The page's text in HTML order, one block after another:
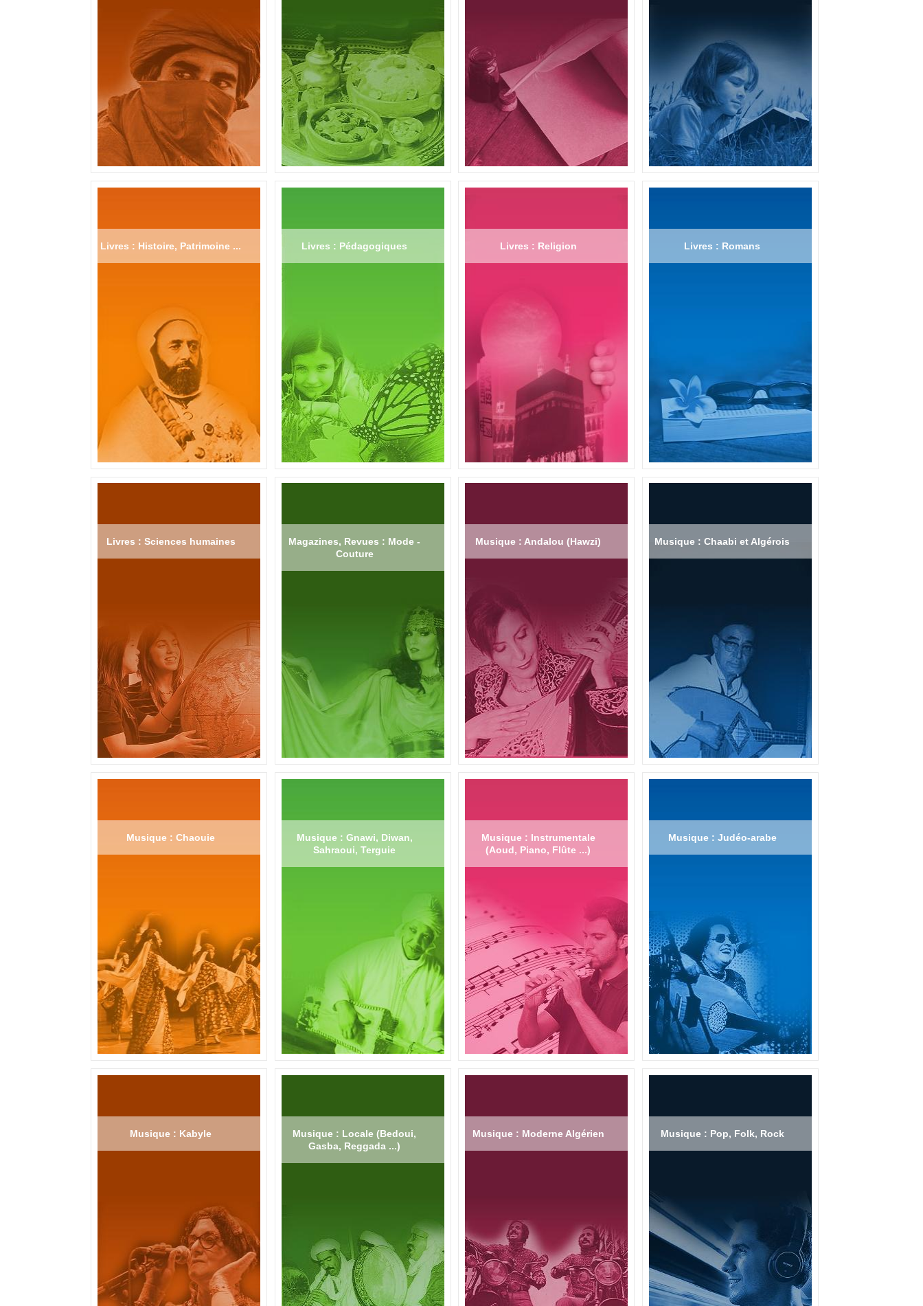
Livres : Histoire, Patrimoine ... Livres : Pédagogiques Livres : Religion Livres : Romans
Livres : Sciences humaines
Magazines, Revues : Mode -
Couture
Musique : Andalou (Hawzi) Musique : Chaabi et Algérois
Musique : Chaouie
Musique : Gnawi, Diwan,
Sahraoui, Terguie
Musique : Instrumentale
(Aoud, Piano, Flûte ...)
Musique : Judéo-arabe
Musique : Kabyle
Musique : Locale (Bedoui,
Gasba, Reggada ...)
Musique : Moderne Algérien Musique : Pop, Folk, Rock